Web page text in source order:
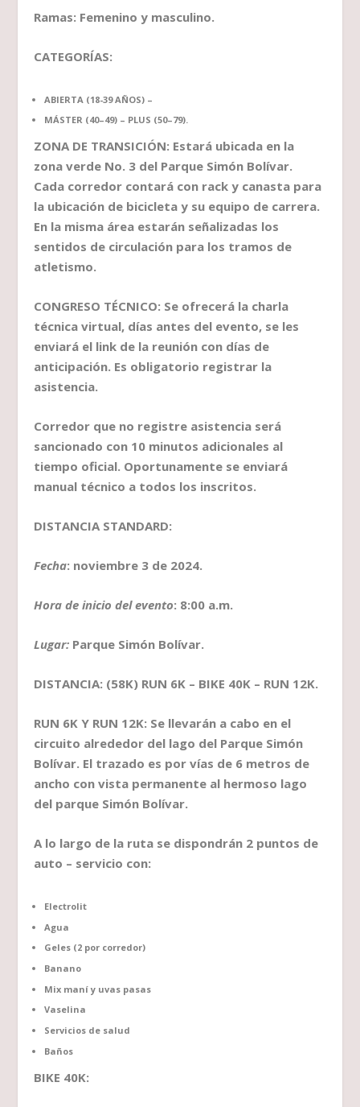
Ramas: Femenino y masculino.
CATEGORÍAS:
ABIERTA (18-39 AÑOS) –
MÁSTER (40–49) – PLUS (50–79).
ZONA DE TRANSICIÓN: Estará ubicada en la
zona verde No. 3 del Parque Simón Bolívar.
Cada corredor contará con rack y canasta para
la ubicación de bicicleta y su equipo de carrera.
En la misma área estarán señalizadas los
sentidos de circulación para los tramos de
atletismo.
CONGRESO TÉCNICO: Se ofrecerá la charla
técnica virtual, días antes del evento, se les
enviará el link de la reunión con días de
anticipación. Es obligatorio registrar la
asistencia.
Corredor que no registre asistencia será
sancionado con 10 minutos adicionales al
tiempo oficial. Oportunamente se enviará
manual técnico a todos los inscritos.
DISTANCIA STANDARD:
Fecha: noviembre 3 de 2024.
Hora de inicio del evento: 8:00 a.m.
Lugar: Parque Simón Bolívar.
DISTANCIA: (58K) RUN 6K – BIKE 40K – RUN 12K.
RUN 6K Y RUN 12K: Se llevarán a cabo en el
circuito alrededor del lago del Parque Simón
Bolívar. El trazado es por vías de 6 metros de
ancho con vista permanente al hermoso lago
del parque Simón Bolívar.
A lo largo de la ruta se dispondrán 2 puntos de
auto – servicio con:
Electrolit
Agua
Geles (2 por corredor)
Banano
Mix maní y uvas pasas
Vaselina
Servicios de salud
Baños
BIKE 40K: